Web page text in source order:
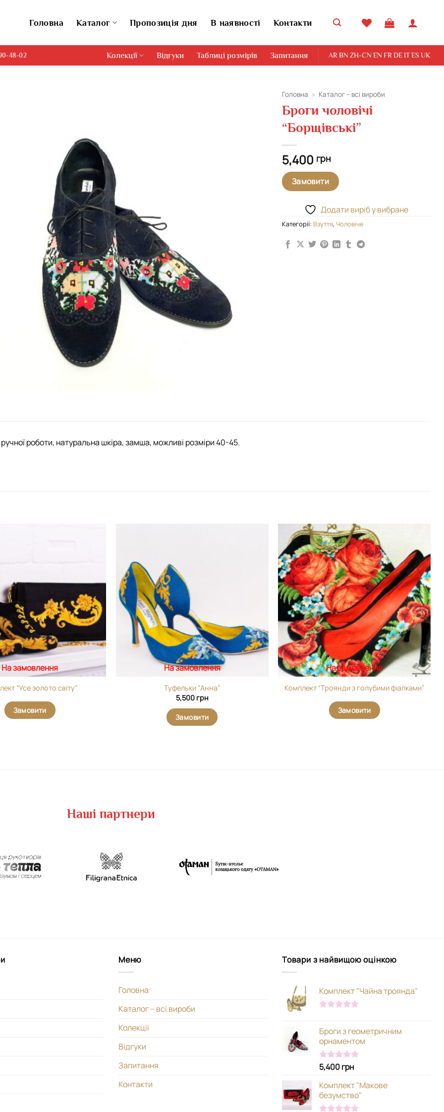
Головна Каталог Пропозиція дня В наявності Контакти
48-02 Колекції Відгуки Таблиці розмірів Запитання AR BN ZH-CN EN FR DE IT ES UK
Головна » Каталог – всі вироби
Броги чоловічі
“Борщівські”
5,400 грн
Замовити
Додати виріб у вибране
Категорії: Взуття, Чоловіче
роботи, натуральна шкіра, замша, можливі розміри 40-45.
На замовлення
“Усе золото світу”
Замовити
На замовлення
Туфельки “Анна”
5,500 грн
Замовити
Додати
виріб у
вибране
На замовлення
Комплект “Троянди з голубими фіалками”
Замовити
Наші партнери
Меню
Головна
Каталог – всі вироби
Колекції
Відгуки
Запитання
Контакти
Товари з найвищою оцінкою
Комплект "Чайна троянда"
Броги з геометричним
орнаментом
Оцінено в
5.00
з 5
5,400грн
Комплект "Макове
безумство"